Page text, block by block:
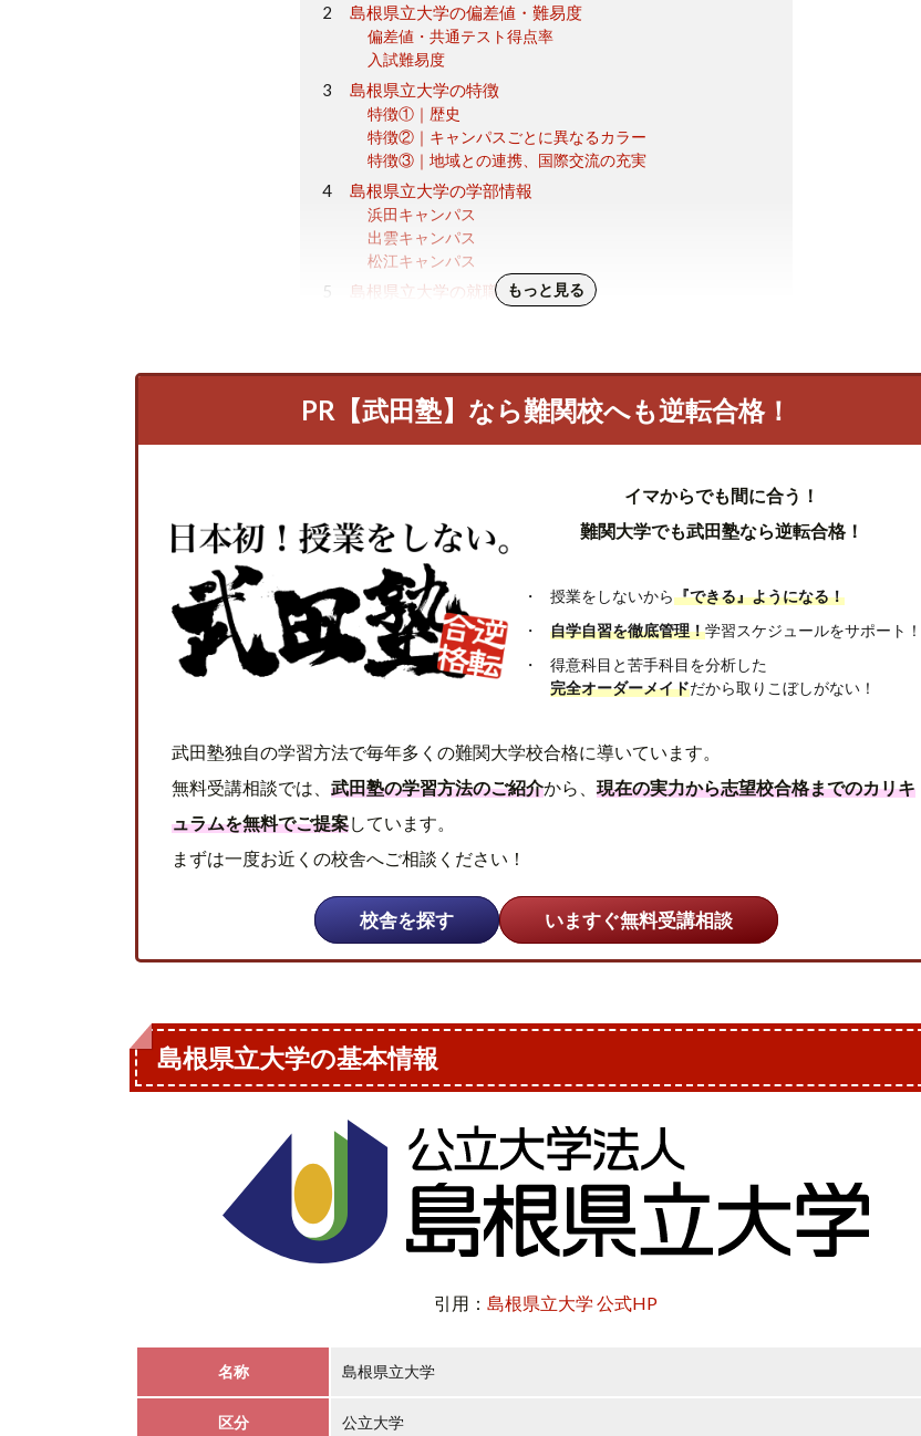
島根県立大学の偏差値・難易度
偏差値・共通テスト得点率
入試難易度
島根県立大学の特徴
特徴①｜歴史
特徴②｜キャンパスごとに異なるカラー
特徴③｜地域との連携、国際交流の充実
島根県立大学の学部情報
浜田キャンパス
出雲キャンパス
松江キャンパス
島根県立大学の就職状況もっと見る
PR【武田塾】なら難関校へも逆転合格！
イマからでも間に合う！
難関大学でも武田塾なら逆転合格！
授業をしないから『できる』ようになる！
自学自習を徹底管理！学習スケジュールをサポート！
得意科目と苦手科目を分析した
完全オーダーメイドだから取りこぼしがない！
武田塾独自の学習方法で毎年多くの難関大学校合格に導いています。
無料受講相談では、 武田塾の学習方法のご紹介から、 現在の実力から志望校合格までのカリキ
ュラムを無料でご提案しています。
まずは一度お近くの校舎へご相談ください！
校舎を探す いますぐ無料受講相談
島根県立大学の基本情報
引用：島根県立大学 公式HP
名称 島根県立大学
区分 公立大学